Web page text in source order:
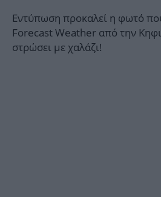
Εντύπωση προκαλεί η φωτό
Forecast Weather από την
στρώσει με χαλάζι!